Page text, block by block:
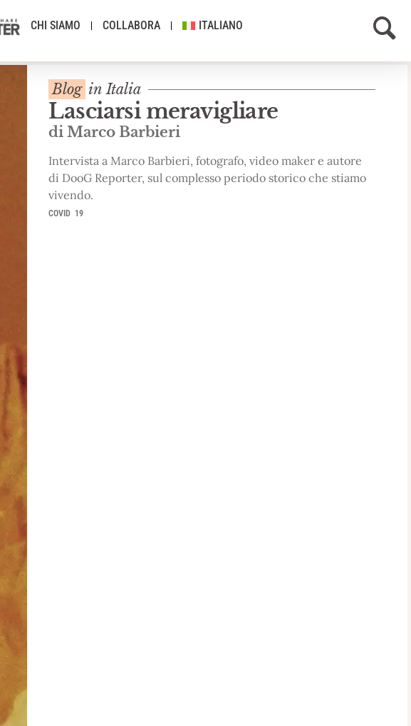
CHI SIAMO COLLABORA ITALIANO
Blog in Italia
Lasciarsi meravigliare
di Marco Barbieri
Intervista a Marco Barbieri, fotografo, video maker e autore
di DooG Reporter, sul complesso periodo storico che stiamo
vivendo.
COVID 19